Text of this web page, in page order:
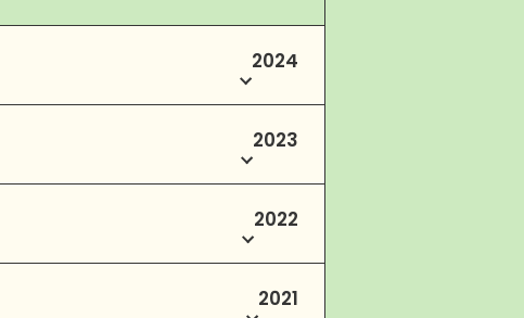
2024
2023
2022
2021